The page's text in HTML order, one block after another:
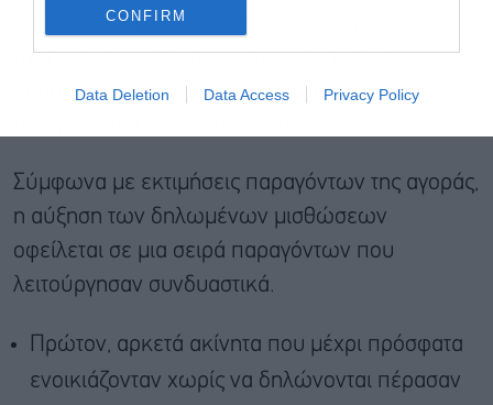
CONFIRM
Data Deletion Data Access Privacy Policy
στοιχεία αυτά δείχνουν ότι η συγκεκριμένη
αγορά αναπτύσσεται δυναμικά, παρά τις
σημαντικές πιέσεις που δέχονται οι
Σύμφωνα με εκτιμήσεις παραγόντων της αγοράς,
η αύξηση των δηλωμένων μισθώσεων
οφείλεται σε μια σειρά παραγόντων που
λειτούργησαν συνδυαστικά.
Πρώτον, αρκετά ακίνητα που μέχρι πρόσφατα
ενοικιάζονταν χωρίς να δηλώνονται πέρασαν